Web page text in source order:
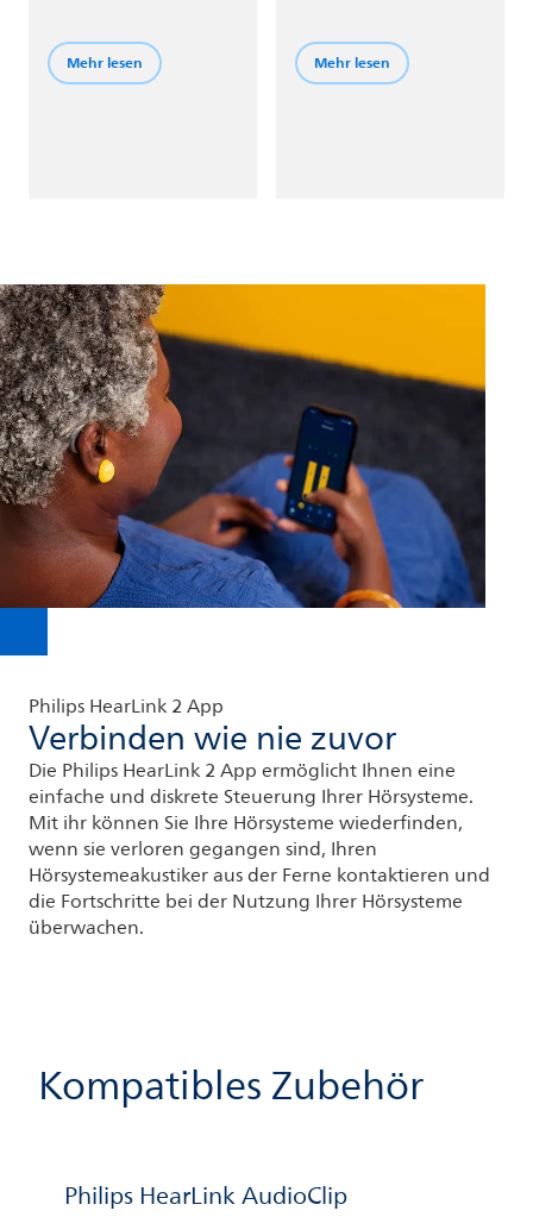
mit Ihrem Handy und
anderen Geräten
verbinden.
Mehr lesen
Sprachausgleich Sprache
im Lärm hervorhebt.
Schalten Sie dann auf
Mehr lesen
Philips HearLink 2 App
Verbinden wie nie zuvor
Die Philips HearLink 2 App ermöglicht Ihnen eine
einfache und diskrete Steuerung Ihrer Hörsysteme.
Mit ihr können Sie Ihre Hörsysteme wiederfinden,
wenn sie verloren gegangen sind, Ihren
Hörsystemeakustiker aus der Ferne kontaktieren und
die Fortschritte bei der Nutzung Ihrer Hörsysteme
überwachen.
Kompatibles Zubehör
Philips HearLink AudioClip